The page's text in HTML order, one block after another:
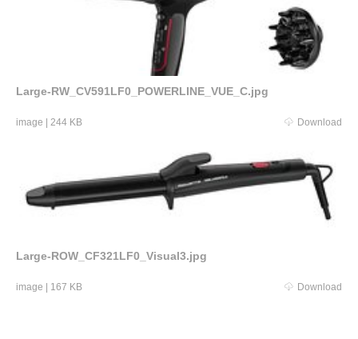
Large-RW_CV591LF0_POWERLINE_VUE_C.jpg
image 244 KB Download
Large-ROW_CF321LF0_Visual3.jpg
image 167 KB Download